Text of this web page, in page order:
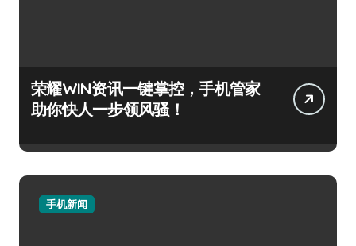
荣耀WIN资讯一键掌控，手机管家
助你快人一步领风骚！
手机新闻